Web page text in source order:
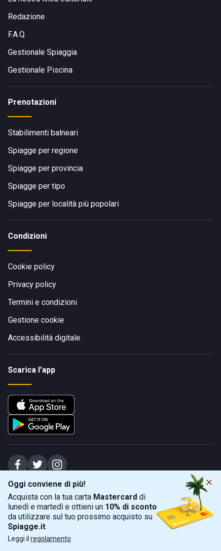
Oggi conviene di più!
Acquista con la tua carta Mastercard di
lunedì e martedì e ottieni un 10% di sconto
da utilizzare sul tuo prossimo acquisto su
Spiagge.it.
Leggi il regolamento
Redazione
F.A.Q.
Gestionale Spiaggia
Gestionale Piscina
Prenotazioni
Stabilimenti balneari
Spiagge per regione
Spiagge per provincia
Spiagge per tipo
Spiagge per località più popolari
Condizioni
Cookie policy
Privacy policy
Termini e condizioni
Gestione cookie
Accessibilità digitale
Scarica l'app
Spiagge Srl - Sede legale: Via Marecchiese 48, 47923 Rimini (RN), IT -
capitale sociale Euro 31245,57 - Iscritta al registro delle imprese di Rimini
Sede operativa: Via Flaminia 180, 47924 Rimini (RN), IT
+39 0541 772375
info@spiagge.it - p.i./c.f. 04536640404
© 2026 Spiagge Srl. Tutti i diritti riservati.